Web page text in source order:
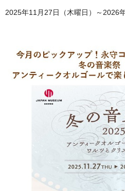
2025年11月27日（木曜日）～2026